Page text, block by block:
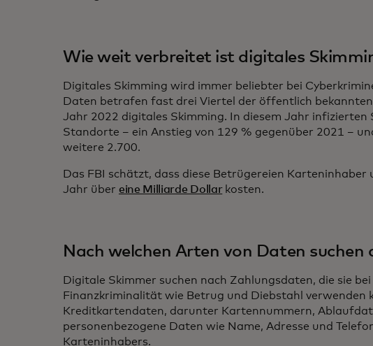
Wie weit verbreitet ist digitales
Digitales Skimming wird immer beliebter bei
Daten betrafen fast drei Viertel der öffentlich
Jahr 2022 digitales Skimming. In diesem Jahr infizierten
Standorte – ein Anstieg von 129 % gegenüber 2021 –
weitere 2.700.
Das FBI schätzt, dass diese Betrügereien Karteninhaber
Jahr über eine Milliarde Dollarkosten.
Nach welchen Arten von Daten suchen
Digitale Skimmer suchen nach Zahlungsdaten, die sie
Finanzkriminalität wie Betrug und Diebstahl verwenden
Kreditkartendaten, darunter Kartennummern,
personenbezogene Daten wie Name, Adresse und
Karteninhabers.